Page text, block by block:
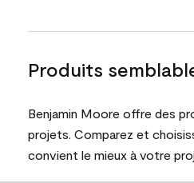
Produits
Benjamin Moore offre des
projets. Comparez et
convient le mieux à votre